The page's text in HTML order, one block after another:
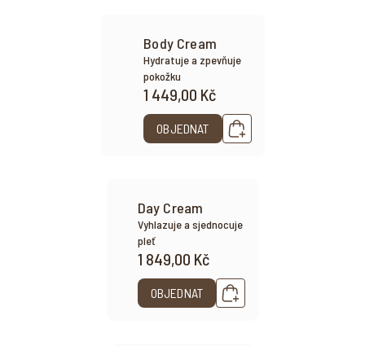
Body Cream
Hydratuje a zpevňuje
pokožku
1 449,00 Kč
OBJEDNAT
Day Cream
Vyhlazuje a sjednocuje
pleť
1 849,00 Kč
OBJEDNAT